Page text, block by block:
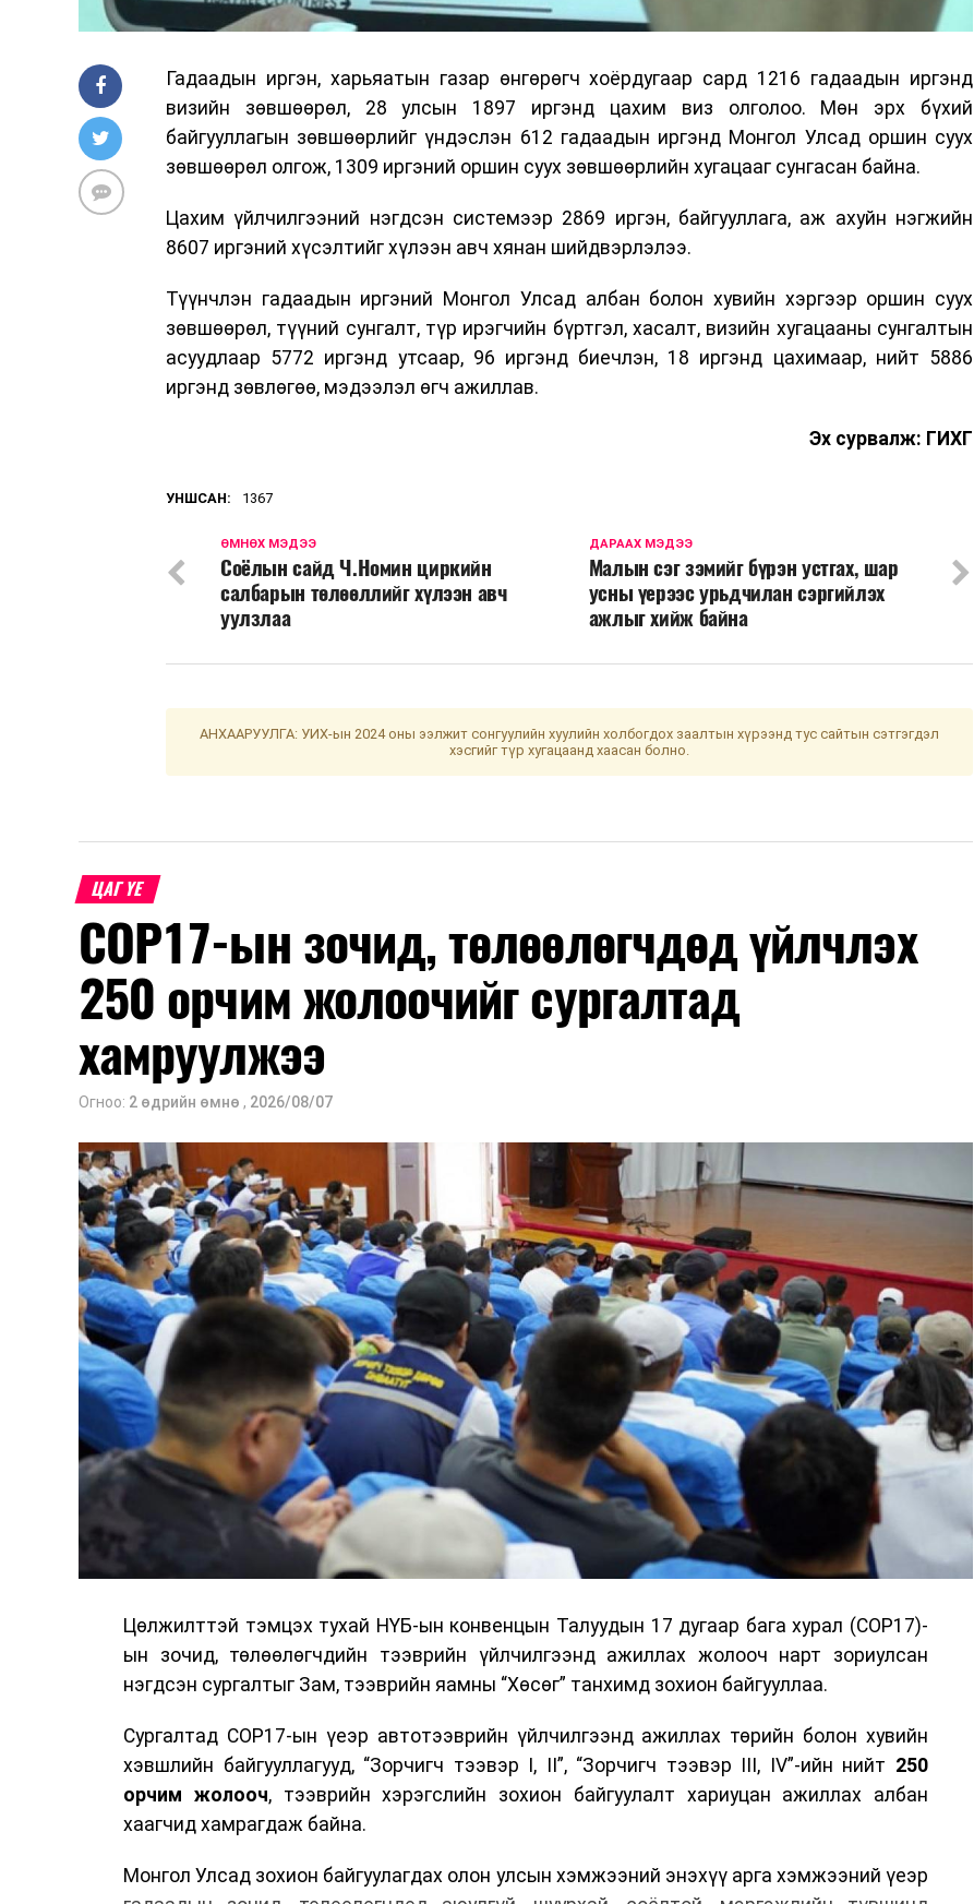
Гадаадын иргэн, харьяатын газар өнгөрөгч хоёрдугаар сард 1216 гадаадын иргэнд
визийн зөвшөөрөл, 28 улсын 1897 иргэнд цахим виз олголоо. Мөн эрх бүхий
байгууллагын зөвшөөрлийг үндэслэн 612 гадаадын иргэнд Монгол Улсад оршин суух
зөвшөөрөл олгож, 1309 иргэний оршин суух зөвшөөрлийн хугацааг сунгасан байна.
Цахим үйлчилгээний нэгдсэн системээр 2869 иргэн, байгууллага, аж ахуйн нэгжийн
8607 иргэний хүсэлтийг хүлээн авч хянан шийдвэрлэлээ.
Түүнчлэн гадаадын иргэний Монгол Улсад албан болон хувийн хэргээр оршин суух
зөвшөөрөл, түүний сунгалт, түр ирэгчийн бүртгэл, хасалт, визийн хугацааны сунгалтын
асуудлаар 5772 иргэнд утсаар, 96 иргэнд биечлэн, 18 иргэнд цахимаар, нийт 5886
иргэнд зөвлөгөө, мэдээлэл өгч ажиллав.
Эх сурвалж: ГИХГ
УНШСАН: 1367
ДАРААХ МЭДЭЭ
Малын сэг зэмийг бүрэн устгах, шар
усны үерээс урьдчилан сэргийлэх
ажлыг хийж байна
ӨМНӨХ МЭДЭЭ
Соёлын сайд Ч.Номин циркийн
салбарын төлөөллийг хүлээн авч
уулзлаа
АНХААРУУЛГА: УИХ-ын 2024 оны ээлжит сонгуулийн хуулийн холбогдох заалтын хүрээнд тус сайтын сэтгэгдэл
хэсгийг түр хугацаанд хаасан болно.
ЦАГ ҮЕ
COP17-ын зочид, төлөөлөгчдөд үйлчлэх
250 орчим жолоочийг сургалтад
хамруулжээ
Огноо: 2 өдрийн өмнө , 2026/08/07
Цөлжилттэй тэмцэх тухай НҮБ-ын конвенцын Талуудын 17 дугаар бага хурал (COP17)-
ын зочид, төлөөлөгчдийн тээврийн үйлчилгээнд ажиллах жолооч нарт зориулсан
нэгдсэн сургалтыг Зам, тээврийн яамны “Хөсөг” танхимд зохион байгууллаа.
Сургалтад COP17-ын үеэр автотээврийн үйлчилгээнд ажиллах төрийн болон хувийн
хэвшлийн байгууллагууд, “Зорчигч тээвэр I, II”, “Зорчигч тээвэр III, IV”-ийн нийт 250
орчим жолооч, тээврийн хэрэгслийн зохион байгуулалт хариуцан ажиллах албан
хаагчид хамрагдаж байна.
Монгол Улсад зохион байгуулагдах олон улсын хэмжээний энэхүү арга хэмжээний үеэр